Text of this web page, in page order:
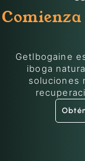
GetIbogaine
iboga
soluciones